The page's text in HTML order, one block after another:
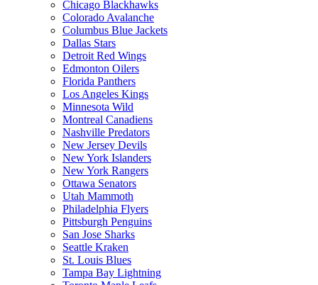
Chicago Blackhawks
Colorado Avalanche
Columbus Blue Jackets
Dallas Stars
Detroit Red Wings
Edmonton Oilers
Florida Panthers
Los Angeles Kings
Minnesota Wild
Montreal Canadiens
Nashville Predators
New Jersey Devils
New York Islanders
New York Rangers
Ottawa Senators
Utah Mammoth
Philadelphia Flyers
Pittsburgh Penguins
San Jose Sharks
Seattle Kraken
St. Louis Blues
Tampa Bay Lightning